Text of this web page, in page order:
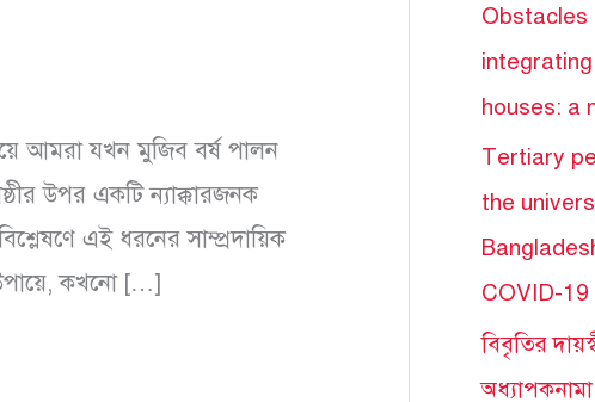
আমরা যখন মুজিব বর্ষ পালন
উপর একটি ন্যাক্কারজনক
এই ধরনের সাম্প্রদায়িক
কখনো […]
Obstacles
houses: a
Tertiary
the
COVID-
বিবৃতির
অধ্যাপকনামা